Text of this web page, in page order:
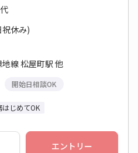
休み)
線 松屋町駅 他
開始日相談OK
はじめてOK
エントリー